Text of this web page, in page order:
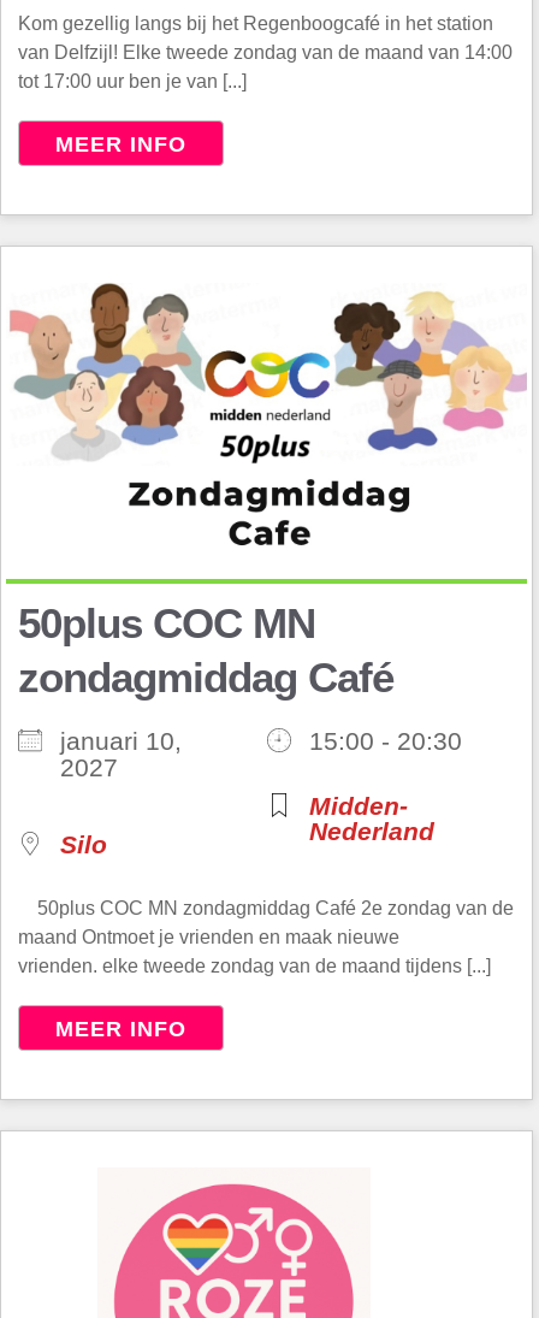
Kom gezellig langs bij het Regenboogcafé in het station
van Delfzijl! Elke tweede zondag van de maand van 14:00
tot 17:00 uur ben je van [...]
MEER INFO
50plus COC MN
zondagmiddag Café
januari 10,
2027
15:00 - 20:30
Silo
Midden-
Nederland
50plus COC MN zondagmiddag Café 2e zondag van de
maand Ontmoet je vrienden en maak nieuwe
vrienden. elke tweede zondag van de maand tijdens [...]
MEER INFO